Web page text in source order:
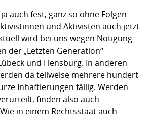
auch fest, ganz so ohne Folgen
und Aktivisten auch jetzt
wird bei uns wegen Nötigung
der „Letzten Generation“
und Flensburg. In anderen
da teilweise mehrere hundert
Inhaftierungen fällig. Werden
finden also auch
in einem Rechtsstaat auch